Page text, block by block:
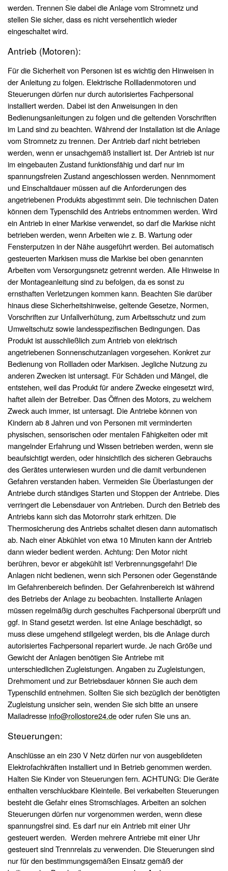
werden. Trennen Sie dabei die Anlage vom Stromnetz und
stellen Sie sicher, dass es nicht versehentlich wieder
eingeschaltet wird.
Antrieb (Motoren):
Für die Sicherheit von Personen ist es wichtig den Hinweisen in
der Anleitung zu folgen. Elektrische Rollladenmotoren und
Steuerungen dürfen nur durch autorisiertes Fachpersonal
installiert werden. Dabei ist den Anweisungen in den
Bedienungsanleitungen zu folgen und die geltenden Vorschriften
im Land sind zu beachten. Während der Installation ist die Anlage
vom Stromnetz zu trennen. Der Antrieb darf nicht betrieben
werden, wenn er unsachgemäß installiert ist. Der Antrieb ist nur
im eingebauten Zustand funktionsfähig und darf nur im
spannungsfreien Zustand angeschlossen werden. Nennmoment
und Einschaltdauer müssen auf die Anforderungen des
angetriebenen Produkts abgestimmt sein. Die technischen Daten
können dem Typenschild des Antriebs entnommen werden. Wird
ein Antrieb in einer Markise verwendet, so darf die Markise nicht
betrieben werden, wenn Arbeiten wie z. B. Wartung oder
Fensterputzen in der Nähe ausgeführt werden. Bei automatisch
gesteuerten Markisen muss die Markise bei oben genannten
Arbeiten vom Versorgungsnetz getrennt werden. Alle Hinweise in
der Montageanleitung sind zu befolgen, da es sonst zu
ernsthaften Verletzungen kommen kann. Beachten Sie darüber
hinaus diese Sicherheitshinweise, geltende Gesetze, Normen,
Vorschriften zur Unfallverhütung, zum Arbeitsschutz und zum
Umweltschutz sowie landesspezifischen Bedingungen. Das
Produkt ist ausschließlich zum Antrieb von elektrisch
angetriebenen Sonnenschutzanlagen vorgesehen. Konkret zur
Bedienung von Rollladen oder Markisen. Jegliche Nutzung zu
anderen Zwecken ist untersagt. Für Schäden und Mängel, die
entstehen, weil das Produkt für andere Zwecke eingesetzt wird,
haftet allein der Betreiber. Das Öffnen des Motors, zu welchem
Zweck auch immer, ist untersagt. Die Antriebe können von
Kindern ab 8 Jahren und von Personen mit verminderten
physischen, sensorischen oder mentalen Fähigkeiten oder mit
mangelnder Erfahrung und Wissen betrieben werden, wenn sie
beaufsichtigt werden, oder hinsichtlich des sicheren Gebrauchs
des Gerätes unterwiesen wurden und die damit verbundenen
Gefahren verstanden haben. Vermeiden Sie Überlastungen der
Antriebe durch ständiges Starten und Stoppen der Antriebe. Dies
verringert die Lebensdauer von Antrieben. Durch den Betrieb des
Antriebs kann sich das Motorrohr stark erhitzen. Die
Thermosicherung des Antriebs schaltet diesen dann automatisch
ab. Nach einer Abkühlet von etwa 10 Minuten kann der Antrieb
dann wieder bedient werden. Achtung: Den Motor nicht
berühren, bevor er abgekühlt ist! Verbrennungsgefahr! Die
Anlagen nicht bedienen, wenn sich Personen oder Gegenstände
im Gefahrenbereich befinden. Der Gefahrenbereich ist während
des Betriebs der Anlage zu beobachten. Installierte Anlagen
müssen regelmäßig durch geschultes Fachpersonal überprüft und
ggf. in Stand gesetzt werden. Ist eine Anlage beschädigt, so
muss diese umgehend stillgelegt werden, bis die Anlage durch
autorisiertes Fachpersonal repariert wurde. Je nach Größe und
Gewicht der Anlagen benötigen Sie Antriebe mit
unterschiedlichen Zugleistungen. Angaben zu Zugleistungen,
Drehmoment und zur Betriebsdauer können Sie auch dem
Typenschild entnehmen. Sollten Sie sich bezüglich der benötigten
Zugleistung unsicher sein, wenden Sie sich bitte an unsere
Mailadresseinfo@rollostore24.deoder rufen Sie uns an.
Steuerungen:
Anschlüsse an ein 230 V Netz dürfen nur von ausgebildeten
Elektrofachkräften installiert und in Betrieb genommen werden.
Halten Sie Kinder von Steuerungen fern. ACHTUNG: Die Geräte
enthalten verschluckbare Kleinteile. Bei verkabelten Steuerungen
besteht die Gefahr eines Stromschlages. Arbeiten an solchen
Steuerungen dürfen nur vorgenommen werden, wenn diese
spannungsfrei sind. Es darf nur ein Antrieb mit einer Uhr
gesteuert werden. Werden mehrere Antriebe mit einer Uhr
gesteuert sind Trennrelais zu verwenden. Die Steuerungen sind
nur für den bestimmungsgemäßen Einsatz gemäß der